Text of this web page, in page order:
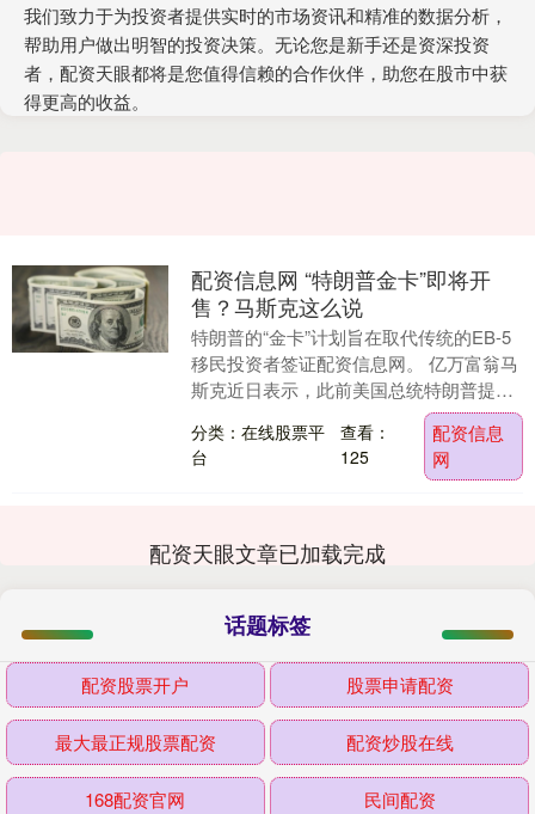
我们致力于为投资者提供实时的市场资讯和精准的数据分析，
帮助用户做出明智的投资决策。无论您是新手还是资深投资
者，配资天眼都将是您值得信赖的合作伙伴，助您在股市中获
得更高的收益。
配资信息网 “特朗普金卡”即将开
售？马斯克这么说
特朗普的“金卡”计划旨在取代传统的EB-5
移民投资者签证配资信息网。 亿万富翁马
斯克近日表示，此前美国总统特朗普提出
的“金卡”移民计划有新进展。 “我们正在悄
悄....
分类：在线股票平
台
查看：
125
配资信息
网
配资天眼文章已加载完成
话题标签
配资股票开户 股票申请配资
最大最正规股票配资 配资炒股在线
168配资官网 民间配资